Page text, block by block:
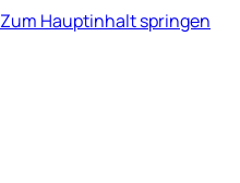
Zum Hauptinhalt springen